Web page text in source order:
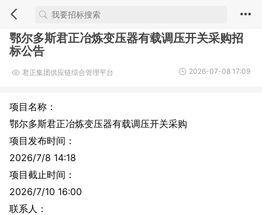
鄂尔多斯君正冶炼变压器有载调压开关采购招
标公告
君正集团供应链综合管理平台 2026-07-08 17:09
项目名称：
鄂尔多斯君正冶炼变压器有载调压开关采购
项目发布时间：
2026/7/8 14:18
项目截止时间：
2026/7/10 16:00
联系人：